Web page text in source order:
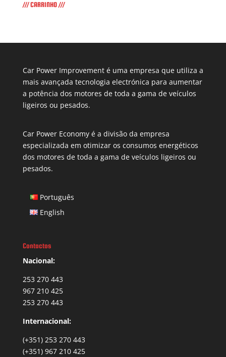
/// CARRINHO ///
Car Power Improvement é uma empresa que utiliza a
mais avançada tecnologia electrónica para aumentar
a potência dos motores de toda a gama de veículos
ligeiros ou pesados.
Car Power Economy é a divisão da empresa
especializada em otimizar os consumos energéticos
dos motores de toda a gama de veículos ligeiros ou
pesados.
Português
English
Contactos
Nacional:
253 270 443
967 210 425
253 270 443
Internacional:
(+351) 253 270 443
(+351) 967 210 425